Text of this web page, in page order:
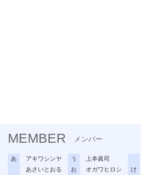
MEMBER メンバー
あ
アキワシンヤ
あさいとおる
う
上本眞司
お
オガワヒロシ
け